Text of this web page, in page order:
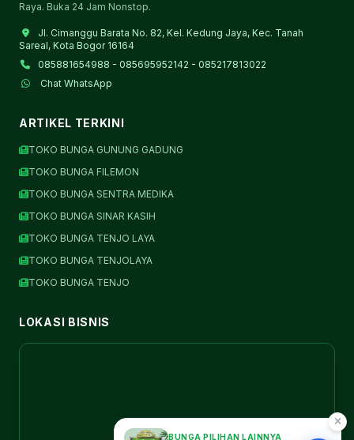
BUNGA PILIHAN LAINNYA
Raya. Buka 24 Jam Nonstop.
Jl. Cimanggu Barata No. 82, Kel. Kedung Jaya, Kec. Tanah
Sareal, Kota Bogor 16164
085881654988 - 085695952142 - 085217813022
Chat WhatsApp
ARTIKEL TERKINI
TOKO BUNGA GUNUNG GADUNG
TOKO BUNGA FILEMON
TOKO BUNGA SENTRA MEDIKA
TOKO BUNGA SINAR KASIH
TOKO BUNGA TENJO LAYA
TOKO BUNGA TENJOLAYA
TOKO BUNGA TENJO
LOKASI BISNIS